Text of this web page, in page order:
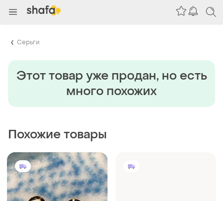
Серьги
Этот товар уже продан, но есть
много похожих
Похожие товары